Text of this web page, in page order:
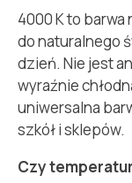
4000 K to barwa
do naturalnego
dzień. Nie jest
wyraźnie
uniwersalna
szkół i sklepów.
Czy